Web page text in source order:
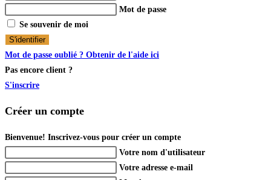
Mot de passe
Se souvenir de moi
S'identifier
Mot de passe oublié ? Obtenir de l'aide ici
Pas encore client ?
S'inscrire
Créer un compte
Bienvenue! Inscrivez-vous pour créer un compte
Votre nom d'utilisateur
Votre adresse e-mail